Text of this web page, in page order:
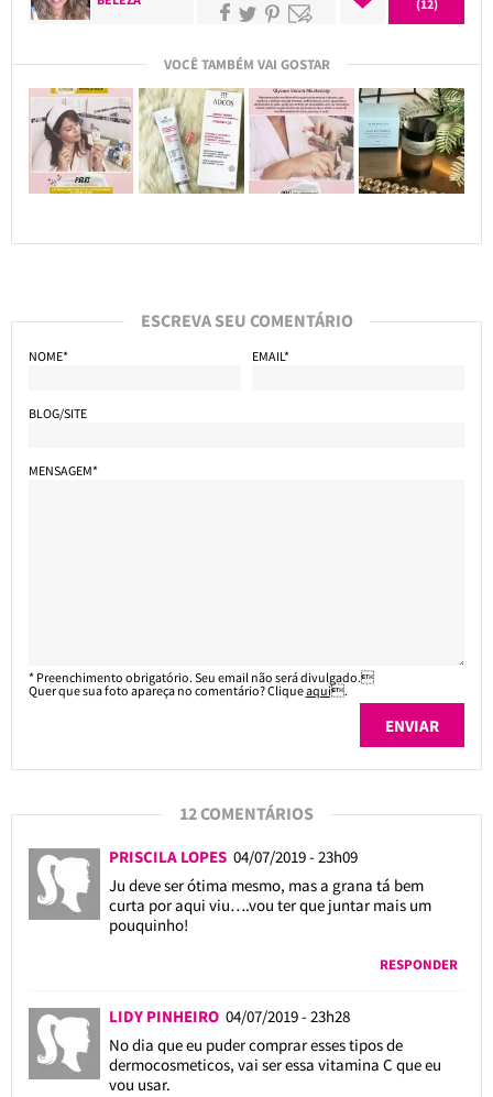
(12)
VOCÊ TAMBÉM VAI GOSTAR
ESCREVA SEU COMENTÁRIO
NOME* EMAIL*
BLOG/SITE
MENSAGEM*
* Preenchimento obrigatório. Seu email não será divulgado.
Quer que sua foto apareça no comentário? Cliqueaqui.
12 COMENTÁRIOS
PRISCILA LOPES 04/07/2019 - 23h09
Ju deve ser ótima mesmo, mas a grana tá bem
curta por aqui viu….vou ter que juntar mais um
pouquinho!
RESPONDER
LIDY PINHEIRO 04/07/2019 - 23h28
No dia que eu puder comprar esses tipos de
dermocosmeticos, vai ser essa vitamina C que eu
vou usar.